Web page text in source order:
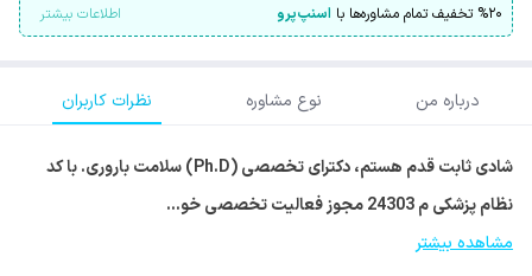
%۲۰ تخفیف تمام مشاوره‌ها با اسنپ‌پرو اطلاعات بیشتر
درباره من نوع مشاوره نظرات کاربران
شادی ثابت قدم هستم، دکترای تخصصی (Ph.D) سلامت باروری. با کد
نظام پزشکی م 24303 مجوز فعالیت تخصصی خو…
مشاهده بیشتر